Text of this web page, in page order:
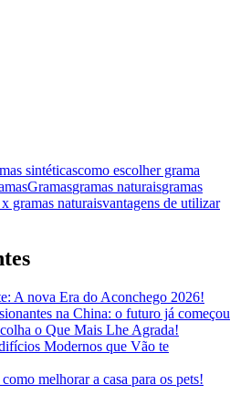
sintéticascomo escolher grama
Gramasgramas naturaisgramas
gramas naturaisvantagens de utilizar
A nova Era do Aconchego 2026!
na China: o futuro já começou
o Que Mais Lhe Agrada!
Modernos que Vão te
melhorar a casa para os pets!